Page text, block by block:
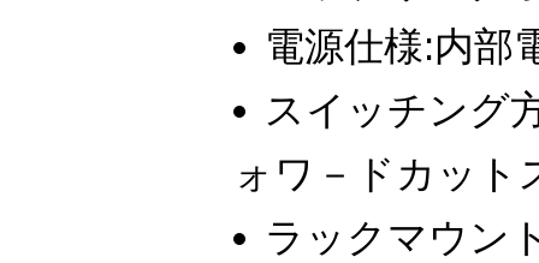
電源仕様:内部
スイッチング
ォワ－ドカット
ラックマウン